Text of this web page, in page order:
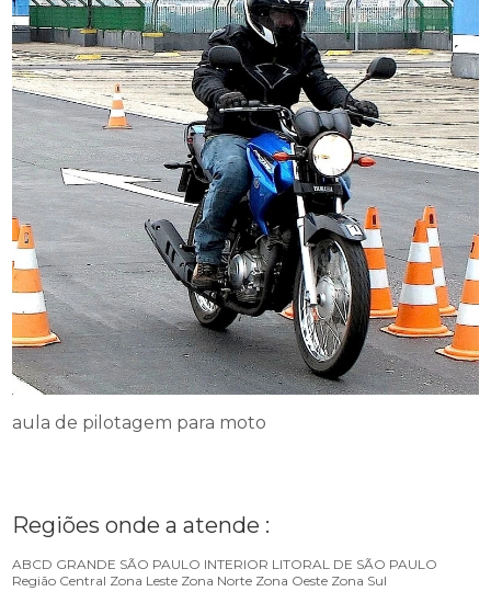
aula de pilotagem para moto
Regiões onde a atende :
ABCD GRANDE SÃO PAULO INTERIOR LITORAL DE SÃO PAULO
Região Central Zona Leste Zona Norte Zona Oeste Zona Sul